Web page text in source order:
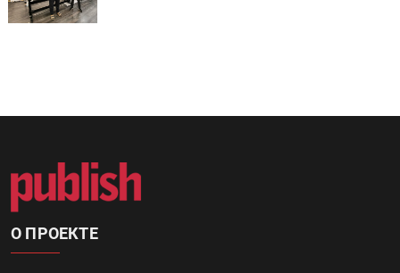
О ПРОЕКТЕ